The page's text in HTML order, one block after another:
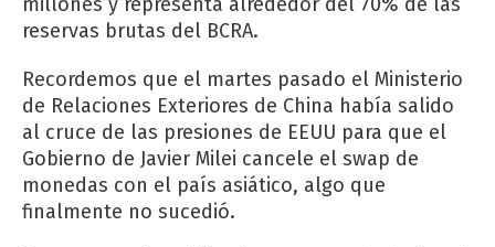
reservas brutas del BCRA.
Recordemos que el martes pasado el Ministerio
de Relaciones Exteriores de China había salido
al cruce de las presiones de EEUU para que el
Gobierno de Javier Milei cancele el swap de
monedas con el país asiático, algo que
finalmente no sucedió.